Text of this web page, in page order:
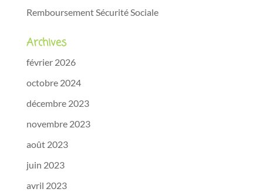
Remboursement Sécurité Sociale
Archives
février 2026
octobre 2024
décembre 2023
novembre 2023
août 2023
juin 2023
avril 2023